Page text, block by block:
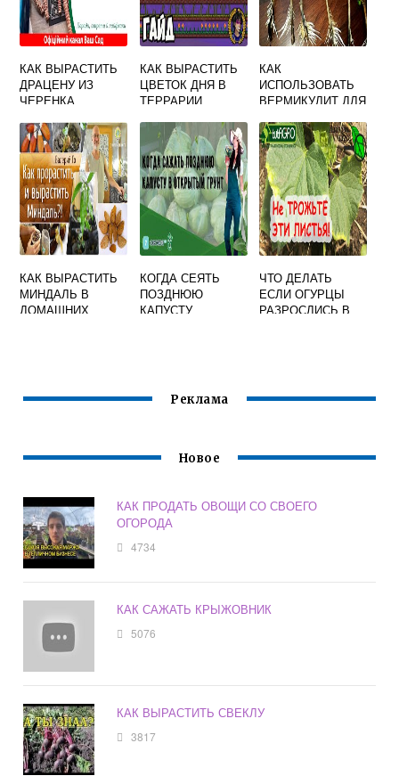
КАК ВЫРАСТИТЬ
ДРАЦЕНУ ИЗ
ЧЕРЕНКА
КАК ВЫРАСТИТЬ
ЦВЕТОК ДНЯ В
ТЕРРАРИИ
КАК
ИСПОЛЬЗОВАТЬ
ВЕРМИКУЛИТ ДЛЯ
ПЕТУНИИ
КАК ВЫРАСТИТЬ
МИНДАЛЬ В
ДОМАШНИХ
КОГДА СЕЯТЬ
ПОЗДНЮЮ
КАПУСТУ
ЧТО ДЕЛАТЬ
ЕСЛИ ОГУРЦЫ
РАЗРОСЛИСЬ В
Реклама
Новое
КАК ПРОДАТЬ ОВОЩИ СО СВОЕГО
ОГОРОДА
4734
КАК САЖАТЬ КРЫЖОВНИК
5076
КАК ВЫРАСТИТЬ СВЕКЛУ
3817